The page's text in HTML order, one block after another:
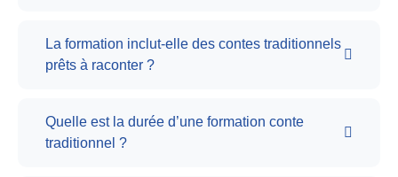
La formation inclut-elle des contes traditionnels
prêts à raconter ?
Quelle est la durée d’une formation conte
traditionnel ?